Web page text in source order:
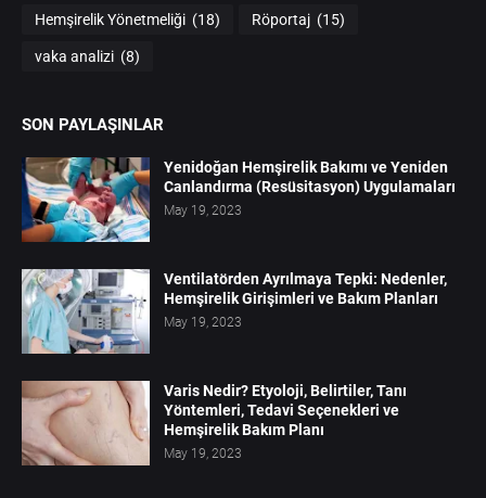
Hemşirelik Yönetmeliği (18) Röportaj (15)
vaka analizi (8)
SON PAYLAŞINLAR
Yenidoğan Hemşirelik Bakımı ve Yeniden
Canlandırma (Resüsitasyon) Uygulamaları
May 19, 2023
Ventilatörden Ayrılmaya Tepki: Nedenler,
Hemşirelik Girişimleri ve Bakım Planları
May 19, 2023
Varis Nedir? Etyoloji, Belirtiler, Tanı
Yöntemleri, Tedavi Seçenekleri ve
Hemşirelik Bakım Planı
May 19, 2023